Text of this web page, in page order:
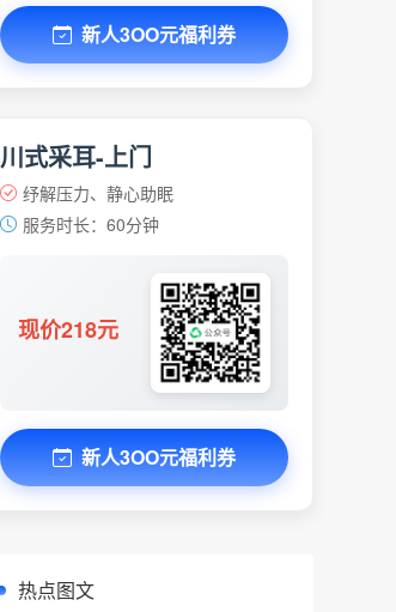
新人3OO元福利券
川式采耳-上门
纾解压力、静心助眠
服务时长：60分钟
现价218元
新人3OO元福利券
热点图文